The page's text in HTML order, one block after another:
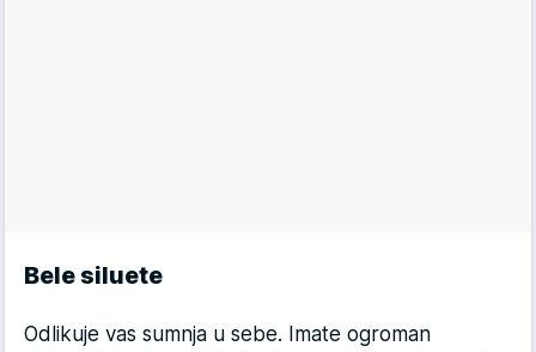
Bele siluete
Odlikuje vas sumnja u sebe. Imate ogroman